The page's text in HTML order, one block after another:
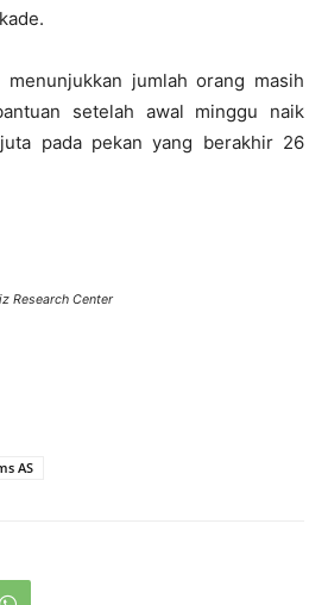
menunjukkan jumlah orang masih
setelah awal minggu naik
pada pekan yang berakhir 26
Research Center
AS